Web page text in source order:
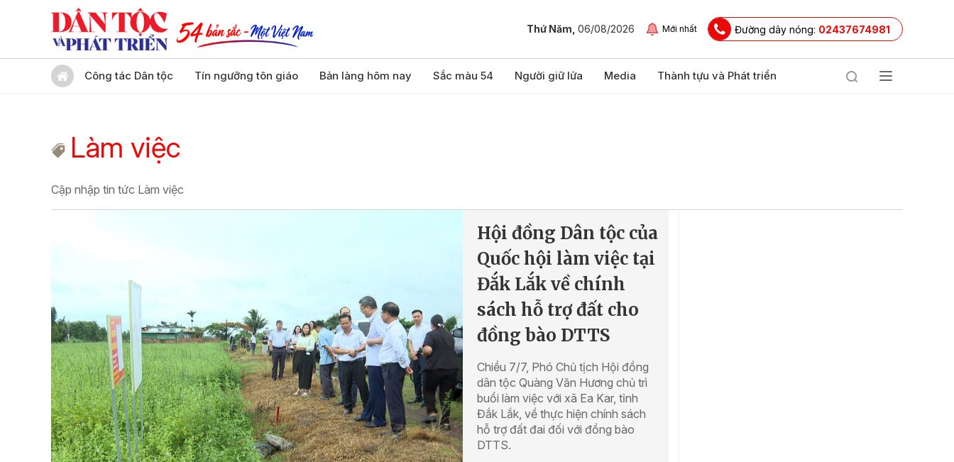
Thứ Năm, 06/08/2026 Mới nhất Đường dây nóng: 02437674981
Công tác Dân tộc Tín ngưỡng tôn giáo Bản làng hôm nay Sắc màu 54 Người giữ lửa Media Thành tựu và Phát triển
Làm việc
Cập nhập tin tức Làm việc
Hội đồng Dân tộc của
Quốc hội làm việc tại
Đắk Lắk về chính
sách hỗ trợ đất cho
đồng bào DTTS
Chiều 7/7, Phó Chủ tịch Hội đồng
dân tộc Quàng Văn Hương chủ trì
buổi làm việc với xã Ea Kar, tỉnh
Đắk Lắk, về thực hiện chính sách
hỗ trợ đất đai đối với đồng bào
DTTS.